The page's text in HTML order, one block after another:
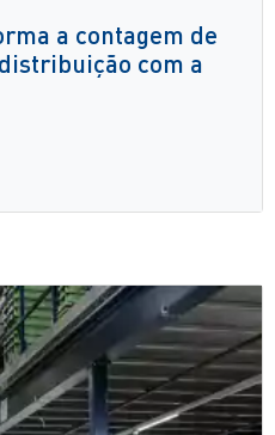
a contagem de
com a